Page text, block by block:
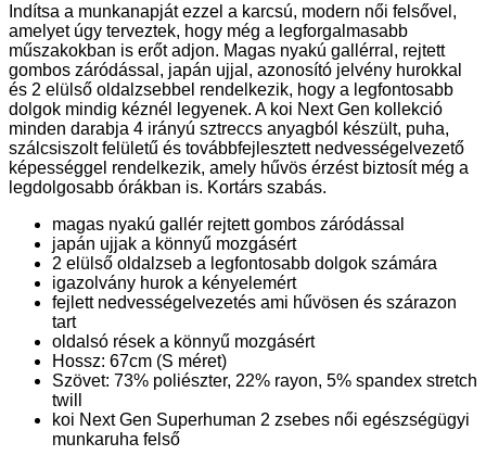
Indítsa a munkanapját ezzel a karcsú, modern női felsővel,
amelyet úgy terveztek, hogy még a legforgalmasabb
műszakokban is erőt adjon. Magas nyakú gallérral, rejtett
gombos záródással, japán ujjal, azonosító jelvény hurokkal
és 2 elülső oldalzsebbel rendelkezik, hogy a legfontosabb
dolgok mindig kéznél legyenek. A koi Next Gen kollekció
minden darabja 4 irányú sztreccs anyagból készült, puha,
szálcsiszolt felületű és továbbfejlesztett nedvességelvezető
képességgel rendelkezik, amely hűvös érzést biztosít még a
legdolgosabb órákban is. Kortárs szabás.
magas nyakú gallér rejtett gombos záródással
japán ujjak a könnyű mozgásért
2 elülső oldalzseb a legfontosabb dolgok számára
igazolvány hurok a kényelemért
fejlett nedvességelvezetés ami hűvösen és szárazon
tart
oldalsó rések a könnyű mozgásért
Hossz: 67cm (S méret)
Szövet: 73% poliészter, 22% rayon, 5% spandex stretch
twill
koi Next Gen Superhuman 2 zsebes női egészségügyi
munkaruha felső